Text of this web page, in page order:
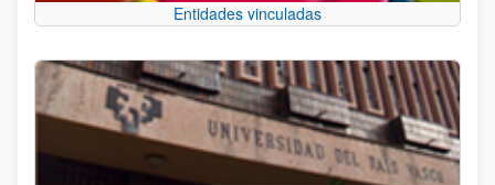
Entidades vinculadas